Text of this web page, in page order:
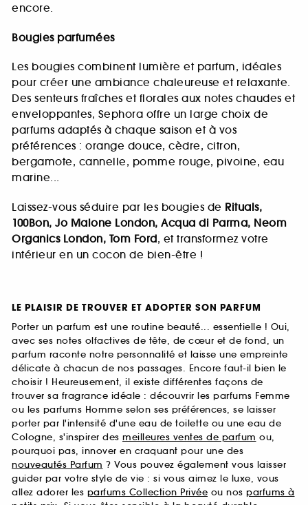
encore.
Bougies parfumées
Les bougies combinent lumière et parfum, idéales
pour créer une ambiance chaleureuse et relaxante.
Des senteurs fraîches et florales aux notes chaudes et
enveloppantes, Sephora offre un large choix de
parfums adaptés à chaque saison et à vos
préférences : orange douce, cèdre, citron,
bergamote, cannelle, pomme rouge, pivoine, eau
marine...
Laissez-vous séduire par les bougies de Rituals,
100Bon, Jo Malone London, Acqua di Parma, Neom
Organics London, Tom Ford, et transformez votre
intérieur en un cocon de bien-être !
LE PLAISIR DE TROUVER ET ADOPTER SON PARFUM
Porter un parfum est une routine beauté... essentielle ! Oui,
avec ses notes olfactives de tête, de cœur et de fond, un
parfum raconte notre personnalité et laisse une empreinte
délicate à chacun de nos passages. Encore faut-il bien le
choisir ! Heureusement, il existe différentes façons de
trouver sa fragrance idéale : découvrir les parfums Femme
ou les parfums Homme selon ses préférences, se laisser
porter par l'intensité d'une eau de toilette ou une eau de
Cologne, s'inspirer des meilleures ventes de parfum ou,
pourquoi pas, innover en craquant pour une des
nouveautés Parfum ? Vous pouvez également vous laisser
guider par votre style de vie : si vous aimez le luxe, vous
allez adorer les parfums Collection Privée ou nos parfums à